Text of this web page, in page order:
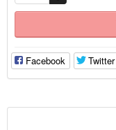
Facebook Twitter